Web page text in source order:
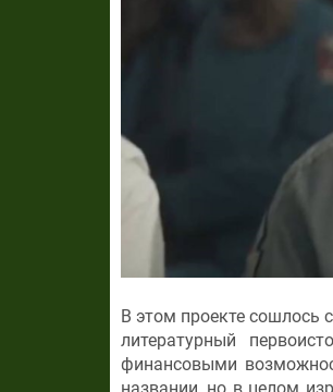
В этом проекте сошлось
литературный
финансовыми